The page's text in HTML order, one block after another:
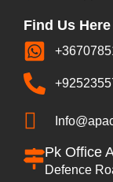
Find Us Here
Pk Office
Defence